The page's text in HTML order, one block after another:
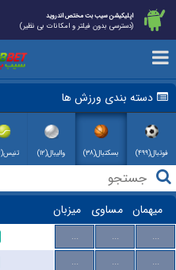
اپلیکیشن سیب بت مختص اندروید
(دسترسی بدون فیلتر و امکانات بی نظیر)
دسته بندی ورزش ها
فوتبال(۴۹۹) بسکتبال(۳۸) والیبال(۱۲) تنیس(۱۲۲)
میزبان مساوی میهمان
... ...
...
... ...
...